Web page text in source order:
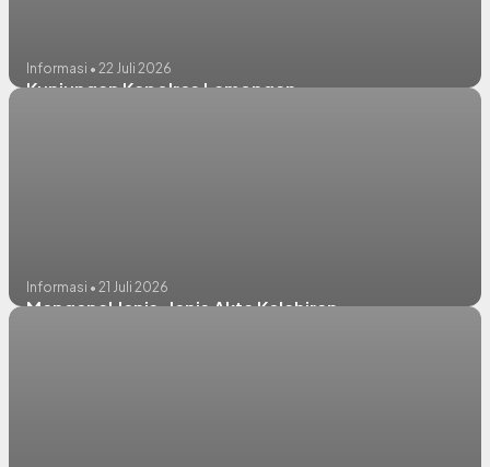
Informasi • 22 Juli 2026
Kunjungan Kapolres Lamongan
Informasi • 21 Juli 2026
Mengenal Jenis-Jenis Akta Kelahiran